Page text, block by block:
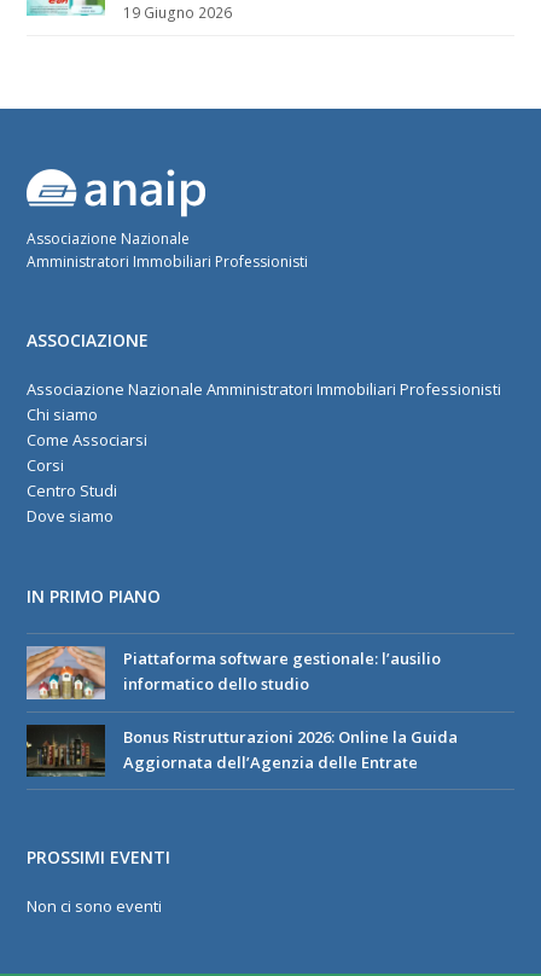
19 Giugno 2026
Associazione Nazionale
Amministratori Immobiliari Professionisti
ASSOCIAZIONE
Associazione Nazionale Amministratori Immobiliari Professionisti
Chi siamo
Come Associarsi
Corsi
Centro Studi
Dove siamo
IN PRIMO PIANO
Piattaforma software gestionale: l’ausilio
informatico dello studio
Bonus Ristrutturazioni 2026: Online la Guida
Aggiornata dell’Agenzia delle Entrate
PROSSIMI EVENTI
Non ci sono eventi